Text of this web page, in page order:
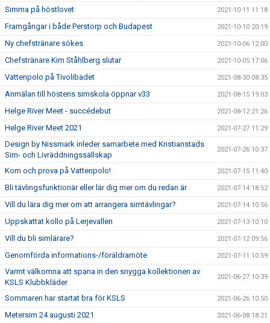
Simma på höstlovet 2021-10-11 11:18
Framgångar i både Perstorp och Budapest 2021-10-10 20:19
Ny chefstränare sökes 2021-10-06 12:00
Chefstränare Kim Ståhlberg slutar 2021-10-05 17:06
Vattenpolo på Tivolibadet 2021-08-30 08:35
Anmälan till höstens simskola öppnar v33 2021-08-15 19:03
Helge River Meet - succédebut 2021-08-12 21:26
Helge River Meet 2021 2021-07-27 11:29
Design by Nissmark inleder samarbete med Kristianstads
Sim- och Livräddningssällskap
2021-07-26 10:37
Kom och prova på Vattenpolo! 2021-07-15 11:40
Bli tävlingsfunktionär eller lär dig mer om du redan är 2021-07-14 18:52
Vill du lära dig mer om att arrangera simtävlingar? 2021-07-14 10:56
Uppskattat kollo på Lerjevallen 2021-07-13 10:10
Vill du bli simlärare? 2021-07-12 09:56
Genomförda informations-/föräldramöte 2021-07-11 10:59
Varmt välkomna att spana in den snygga kollektionen av
KSLS Klubbkläder
2021-06-27 10:39
Sommaren har startat bra för KSLS 2021-06-26 10:50
Metersim 24 augusti 2021 2021-06-08 18:21